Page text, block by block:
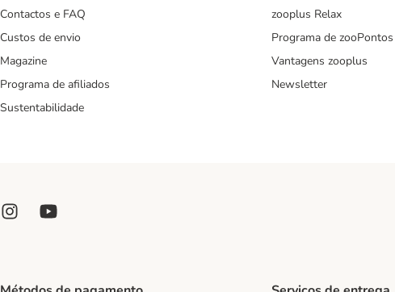
Contactos e FAQ
Custos de envio
Magazine
Programa de afiliados
Sustentabilidade
zooplus Relax
Programa de zooPontos
Vantagens zooplus
Newsletter